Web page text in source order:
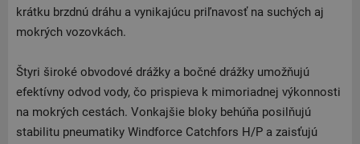
krátku brzdnú dráhu a vynikajúcu priľnavosť na suchých aj
mokrých vozovkách.
Štyri široké obvodové drážky a bočné drážky umožňujú
efektívny odvod vody, čo prispieva k mimoriadnej výkonnosti
na mokrých cestách. Vonkajšie bloky behúňa posilňujú
stabilitu pneumatiky Windforce Catchfors H/P a zaisťujú